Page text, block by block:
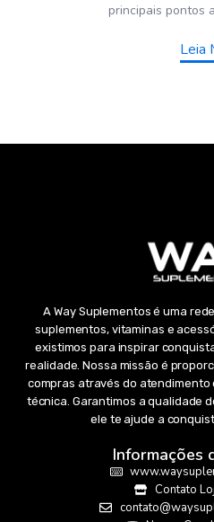
principais pontos
Leia
A Way Suplementos é uma
suplementos, vitaminas e
existimos para inspirar
realidade. Nossa missão é
compras através do atendimento
técnica. Garantimos a qualidade
ele te ajude a
Informações
Contato